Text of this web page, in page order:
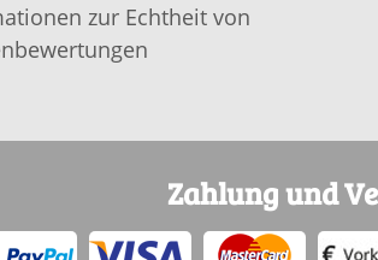
zur Echtheit von
Zahlung und